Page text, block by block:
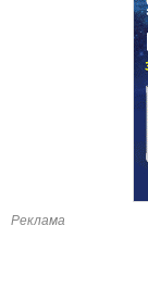
Реклама